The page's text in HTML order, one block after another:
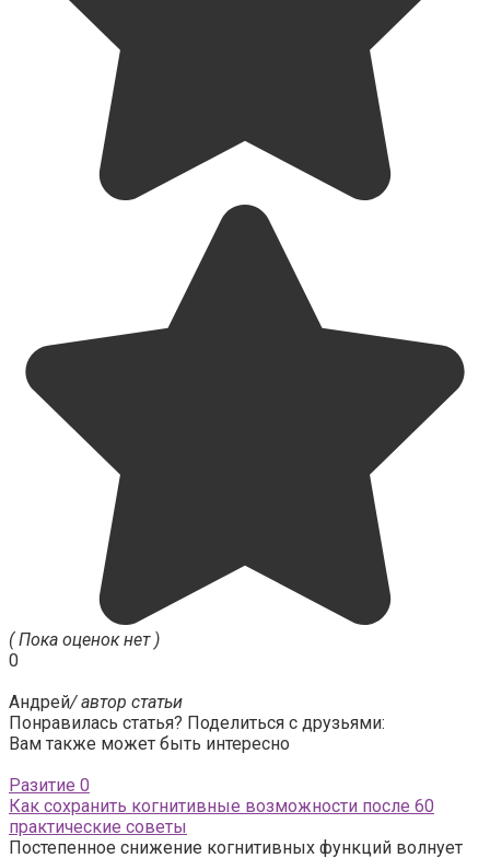
( Пока оценок нет )
0
Андрей/ автор статьи
Понравилась статья? Поделиться с друзьями:
Вам также может быть интересно
Разитие 0
Как сохранить когнитивные возможности после 60
практические советы
Постепенное снижение когнитивных функций волнует